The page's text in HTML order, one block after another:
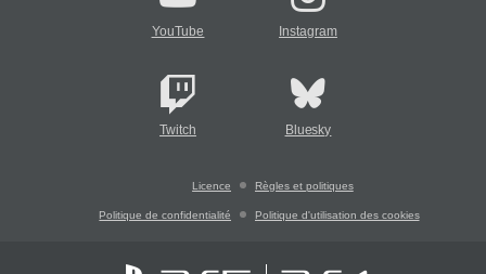
YouTube Instagram
Twitch Bluesky
Licence Règles et politiques
Politique de confidentialité Politique d'utilisation des cookies